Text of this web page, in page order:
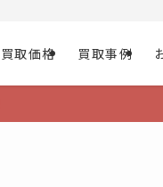
買取価格 買取事例